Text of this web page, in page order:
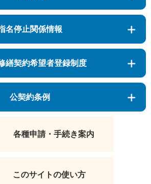
名停止関係情報
繕契約希望者登録制度
公契約条例
各種申請・手続き案内
このサイトの使い方